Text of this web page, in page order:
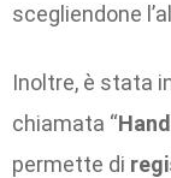
scegliendone
Inoltre, è stata
chiamata “
permette di